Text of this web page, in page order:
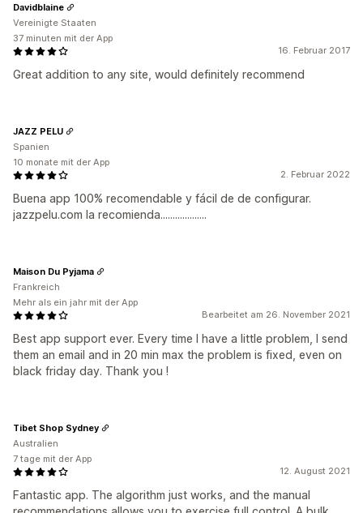
16. Februar 2017
Great addition to any site, would definitely recommend
Davidblaine
Vereinigte Staaten
37 minuten mit der App
2. Februar 2022
Buena app 100% recomendable y fácil de de configurar.
jazzpelu.com la recomienda...................
JAZZ PELU
Spanien
10 monate mit der App
Bearbeitet am 26. November 2021
Best app support ever. Every time I have a little problem, I send
them an email and in 20 min max the problem is fixed, even on
black friday day. Thank you !
Maison Du Pyjama
Frankreich
Mehr als ein jahr mit der App
12. August 2021
Fantastic app. The algorithm just works, and the manual
Tibet Shop Sydney
Australien
7 tage mit der App